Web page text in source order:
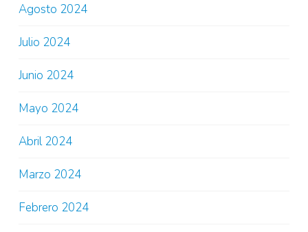
Agosto 2024
Julio 2024
Junio 2024
Mayo 2024
Abril 2024
Marzo 2024
Febrero 2024